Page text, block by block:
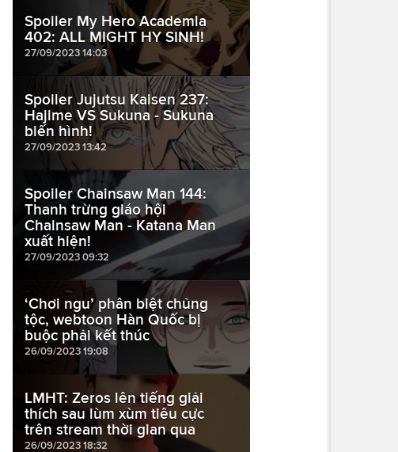
Spoiler My Hero Academia
402: ALL MIGHT HY SINH!
27/09/2023 14:03
Spoiler Jujutsu Kaisen 237:
Hajime VS Sukuna - Sukuna
biến hình!
27/09/2023 13:42
Spoiler Chainsaw Man 144:
Thanh trừng giáo hội
Chainsaw Man - Katana Man
xuất hiện!
27/09/2023 09:32
‘Chơi ngu’ phân biệt chủng
tộc, webtoon Hàn Quốc bị
buộc phải kết thúc
26/09/2023 19:08
LMHT: Zeros lên tiếng giải
thích sau lùm xùm tiêu cực
trên stream thời gian qua
26/09/2023 18:32